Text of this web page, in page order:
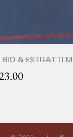
& ESTRATTI